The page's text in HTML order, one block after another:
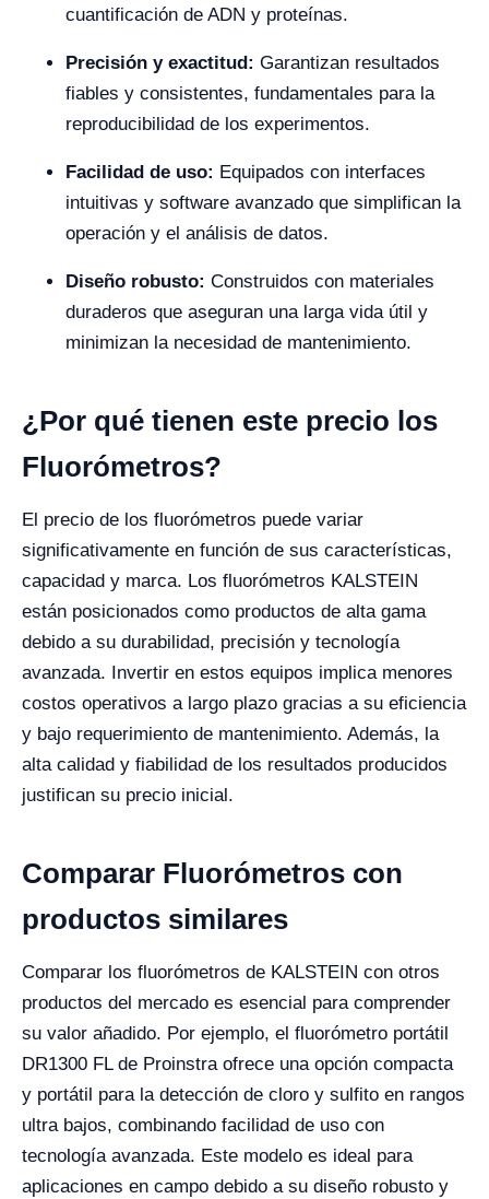
cuantificación de ADN y proteínas.
Precisión y exactitud: Garantizan resultados
fiables y consistentes, fundamentales para la
reproducibilidad de los experimentos.
Facilidad de uso: Equipados con interfaces
intuitivas y software avanzado que simplifican la
operación y el análisis de datos.
Diseño robusto: Construidos con materiales
duraderos que aseguran una larga vida útil y
minimizan la necesidad de mantenimiento.
¿Por qué tienen este precio los
Fluorómetros?
El precio de los fluorómetros puede variar
significativamente en función de sus características,
capacidad y marca. Los fluorómetros KALSTEIN
están posicionados como productos de alta gama
debido a su durabilidad, precisión y tecnología
avanzada. Invertir en estos equipos implica menores
costos operativos a largo plazo gracias a su eficiencia
y bajo requerimiento de mantenimiento. Además, la
alta calidad y fiabilidad de los resultados producidos
justifican su precio inicial.
Comparar Fluorómetros con
productos similares
Comparar los fluorómetros de KALSTEIN con otros
productos del mercado es esencial para comprender
su valor añadido. Por ejemplo, el fluorómetro portátil
DR1300 FL de Proinstra ofrece una opción compacta
y portátil para la detección de cloro y sulfito en rangos
ultra bajos, combinando facilidad de uso con
tecnología avanzada. Este modelo es ideal para
aplicaciones en campo debido a su diseño robusto y